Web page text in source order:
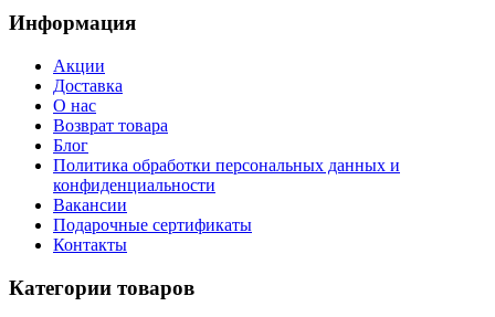
Информация
Акции
Доставка
О нас
Возврат товара
Блог
Политика обработки персональных данных и
конфиденциальности
Вакансии
Подарочные сертификаты
Контакты
Категории товаров